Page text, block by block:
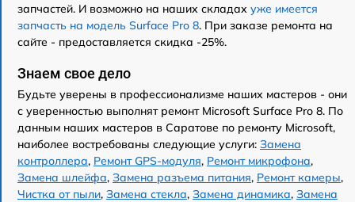
запчастей. И возможно на наших складах уже имеется
запчасть на модель Surface Pro 8. При заказе ремонта на
сайте - предоставляется скидка -25%.
Знаем свое дело
Будьте уверены в профессионализме наших мастеров - они
с уверенностью выполнят ремонт Microsoft Surface Pro 8. По
данным наших мастеров в Саратове по ремонту Microsoft,
наиболее востребованы следующие услуги: Замена
контроллера, Ремонт GPS-модуля, Ремонт микрофона,
Замена шлейфа, Замена разъема питания, Ремонт камеры,
Чистка от пыли, Замена стекла, Замена динамика, Замена